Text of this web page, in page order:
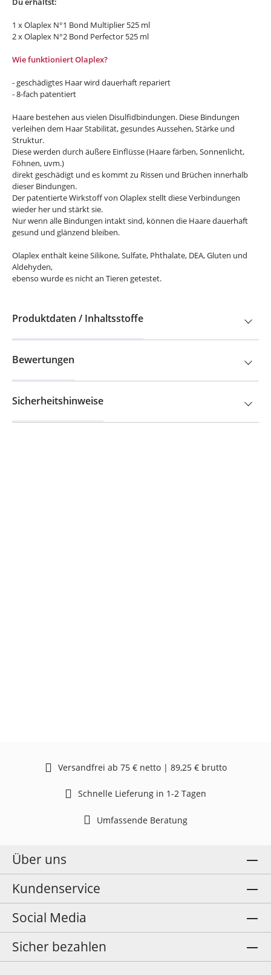
1 x Olaplex N°1 Bond Multiplier 525 ml
2 x Olaplex N°2 Bond Perfector 525 ml
Wie funktioniert Olaplex?
- geschädigtes Haar wird dauerhaft repariert
- 8-fach patentiert
Haare bestehen aus vielen Disulfidbindungen. Diese Bindungen
verleihen dem Haar Stabilität, gesundes Aussehen, Stärke und
Struktur.
Diese werden durch äußere Einflüsse (Haare färben, Sonnenlicht,
Föhnen, uvm.)
direkt geschädigt und es kommt zu Rissen und Brüchen innerhalb
dieser Bindungen.
Der patentierte Wirkstoff von Olaplex stellt diese Verbindungen
wieder her und stärkt sie.
Nur wenn alle Bindungen intakt sind, können die Haare dauerhaft
gesund und glänzend bleiben.
Olaplex enthält keine Silikone, Sulfate, Phthalate, DEA, Gluten und
Aldehyden,
ebenso wurde es nicht an Tieren getestet.
Produktdaten / Inhaltsstoffe
Bewertungen
Sicherheitshinweise
Versandfrei ab 75 € netto | 89,25 € brutto
Schnelle Lieferung in 1-2 Tagen
Umfassende Beratung
Über uns
Kundenservice
Social Media
Sicher bezahlen